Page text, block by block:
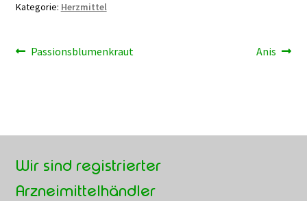
Kategorie: Herzmittel
Beitragsnavigation
Vorheriger
Passionsblumenkraut
Nächster
Anis
Wir sind registrierter
Arzneimittelhändler